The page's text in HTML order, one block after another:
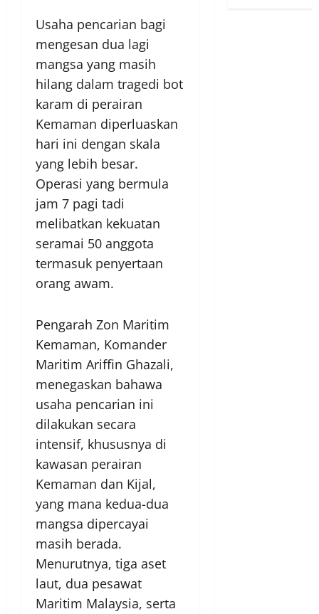
Usaha pencarian bagi
mengesan dua lagi
mangsa yang masih
hilang dalam tragedi bot
karam di perairan
Kemaman diperluaskan
hari ini dengan skala
yang lebih besar.
Operasi yang bermula
jam 7 pagi tadi
melibatkan kekuatan
seramai 50 anggota
termasuk penyertaan
orang awam.
Pengarah Zon Maritim
Kemaman, Komander
Maritim Ariffin Ghazali,
menegaskan bahawa
usaha pencarian ini
dilakukan secara
intensif, khususnya di
kawasan perairan
Kemaman dan Kijal,
yang mana kedua-dua
mangsa dipercayai
masih berada.
Menurutnya, tiga aset
laut, dua pesawat
Maritim Malaysia, serta